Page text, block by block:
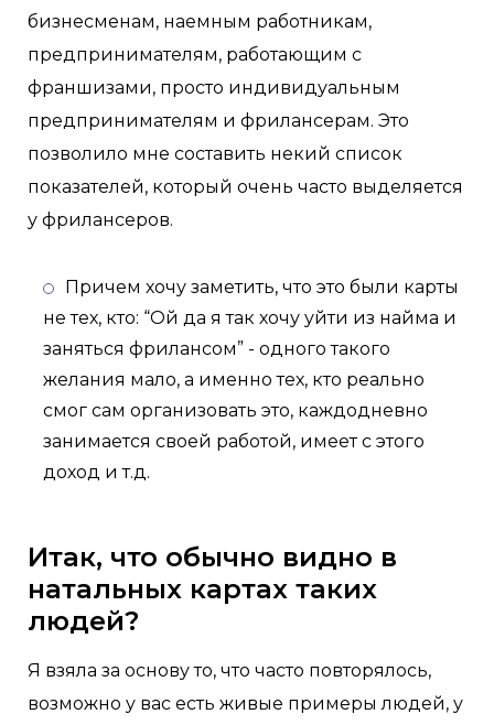
бизнесменам, наемным работникам,
предпринимателям, работающим с
франшизами, просто индивидуальным
предпринимателям и фрилансерам. Это
позволило мне составить некий список
показателей, который очень часто выделяется
у фрилансеров.
Причем хочу заметить, что это были карты
не тех, кто: “Ой да я так хочу уйти из найма и
заняться фрилансом” - одного такого
желания мало, а именно тех, кто реально
смог сам организовать это, каждодневно
занимается своей работой, имеет с этого
доход и т.д.
Итак, что обычно видно в
натальных картах таких
людей?
Я взяла за основу то, что часто повторялось,
возможно у вас есть живые примеры людей, у